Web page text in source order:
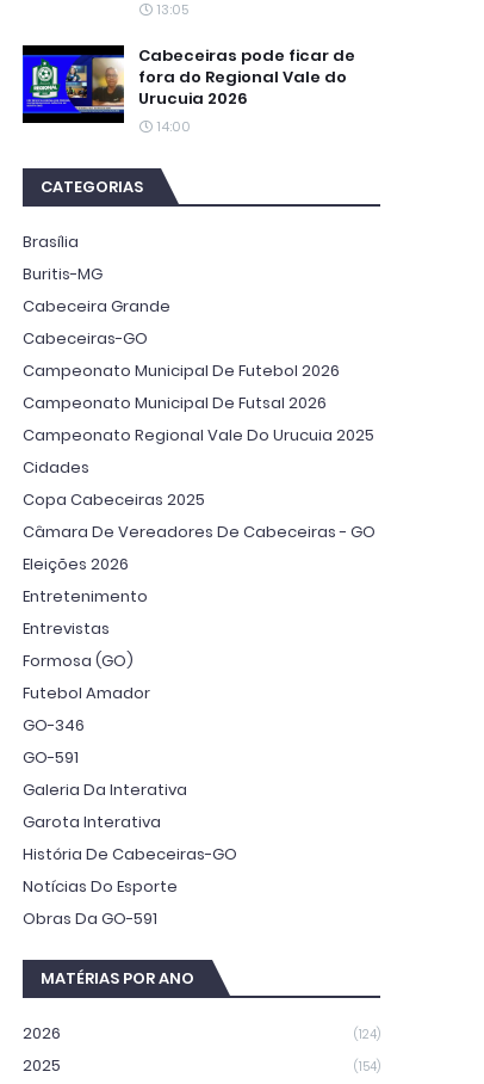
13:05
Cabeceiras pode ficar de
fora do Regional Vale do
Urucuia 2026
14:00
CATEGORIAS
Brasília
Buritis-MG
Cabeceira Grande
Cabeceiras-GO
Campeonato Municipal De Futebol 2026
Campeonato Municipal De Futsal 2026
Campeonato Regional Vale Do Urucuia 2025
Cidades
Copa Cabeceiras 2025
Câmara De Vereadores De Cabeceiras - GO
Eleições 2026
Entretenimento
Entrevistas
Formosa (GO)
Futebol Amador
GO-346
GO-591
Galeria Da Interativa
Garota Interativa
História De Cabeceiras-GO
Notícias Do Esporte
Obras Da GO-591
MATÉRIAS POR ANO
2026 (124)
2025 (154)